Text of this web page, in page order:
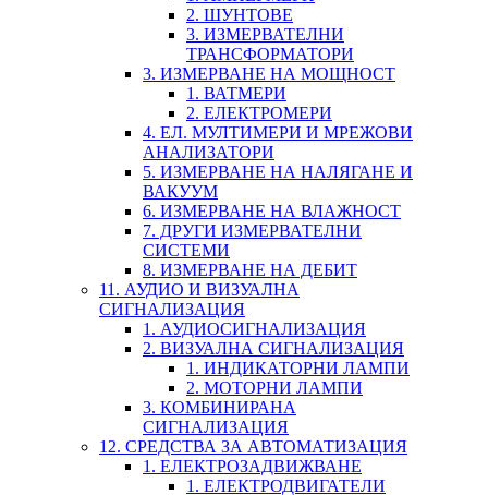
2. ШУНТОВЕ
3. ИЗМЕРВАТЕЛНИ
ТРАНСФОРМАТОРИ
3. ИЗМЕРВАНЕ НА МОЩНОСТ
1. ВАТМЕРИ
2. ЕЛЕКТРОМЕРИ
4. ЕЛ. МУЛТИМЕРИ И МРЕЖОВИ
АНАЛИЗАТОРИ
5. ИЗМЕРВАНЕ НА НАЛЯГАНЕ И
ВАКУУМ
6. ИЗМЕРВАНЕ НА ВЛАЖНОСТ
7. ДРУГИ ИЗМЕРВАТЕЛНИ
СИСТЕМИ
8. ИЗМЕРВАНЕ НА ДЕБИТ
11. АУДИО И ВИЗУАЛНА
СИГНАЛИЗАЦИЯ
1. АУДИОСИГНАЛИЗАЦИЯ
2. ВИЗУАЛНА СИГНАЛИЗАЦИЯ
1. ИНДИКАТОРНИ ЛАМПИ
2. МОТОРНИ ЛАМПИ
3. КОМБИНИРАНА
СИГНАЛИЗАЦИЯ
12. СРЕДСТВА ЗА АВТОМАТИЗАЦИЯ
1. ЕЛЕКТРОЗАДВИЖВАНЕ
1. ЕЛЕКТРОДВИГАТЕЛИ